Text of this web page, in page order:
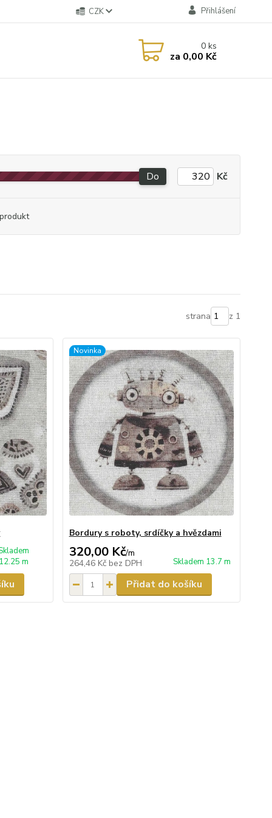
CZK Přihlášení
0ks
za 0,00 Kč
Do Kč
strana z 1
12.25 m
Novinka
Bordury s roboty, srdíčky a hvězdami
320,00 Kč/m
264,46 Kč bez DPH Skladem 13.7 m
Přidat do košíku